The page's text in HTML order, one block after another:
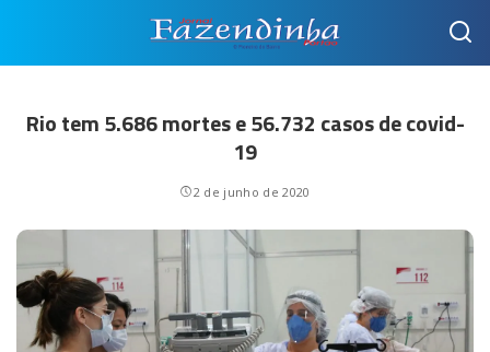
Rio tem 5.686 mortes e 56.732 casos de covid-
19
2 de junho de 2020